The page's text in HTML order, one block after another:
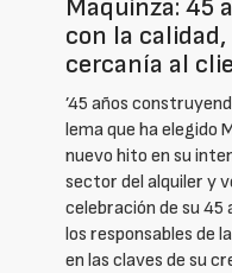
Maquinza: 45
con la
cercanía al
’45 años
lema que ha elegido
nuevo hito en su
sector del alquiler y
celebración de su
los responsables de
en las claves de su